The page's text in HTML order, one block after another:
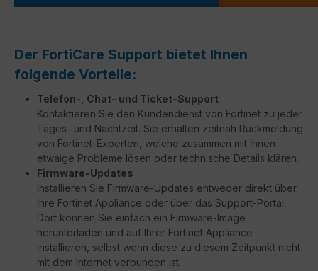
Der FortiCare Support bietet Ihnen
folgende Vorteile:
Telefon-, Chat- und Ticket-Support
Kontaktieren Sie den Kundendienst von Fortinet zu jeder
Tages- und Nachtzeit. Sie erhalten zeitnah Rückmeldung
von Fortinet-Experten, welche zusammen mit Ihnen
etwaige Probleme lösen oder technische Details klären.
Firmware-Updates
Installieren Sie Firmware-Updates entweder direkt über
Ihre Fortinet Appliance oder über das Support-Portal.
Dort können Sie einfach ein Firmware-Image
herunterladen und auf Ihrer Fortinet Appliance
installieren, selbst wenn diese zu diesem Zeitpunkt nicht
mit dem Internet verbunden ist.